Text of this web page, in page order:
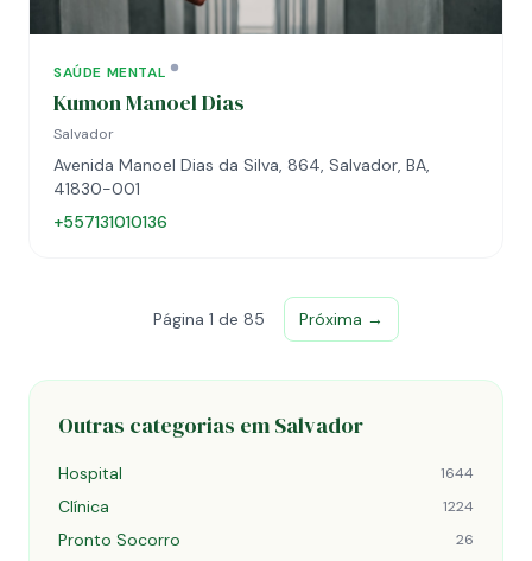
SAÚDE MENTAL
Kumon Manoel Dias
Salvador
Avenida Manoel Dias da Silva, 864, Salvador, BA,
41830-001
+557131010136
Página 1 de 85 Próxima →
Outras categorias em Salvador
Hospital 1644
Clínica 1224
Pronto Socorro 26